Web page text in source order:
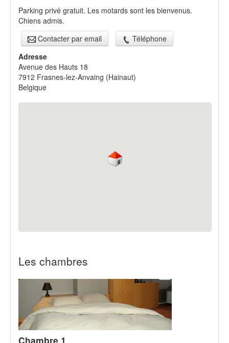
Parking privé gratuit. Les motards sont les bienvenus.
Chiens admis.
Contacter par email
Téléphone
Adresse
Avenue des Hauts 18
7912 Frasnes-lez-Anvaing (Hainaut)
Belgique
Les chambres
Chambre 1